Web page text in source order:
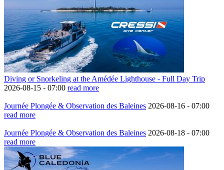
Diving or Snorkeling at the Amédée Lighthouse - Full Day Trip
2026-08-15 - 07:00 read more
Journée Plongée & Observation des Baleines 2026-08-16 - 07:00
read more
Journée Plongée & Observation des Baleines 2026-08-18 - 07:00
read more